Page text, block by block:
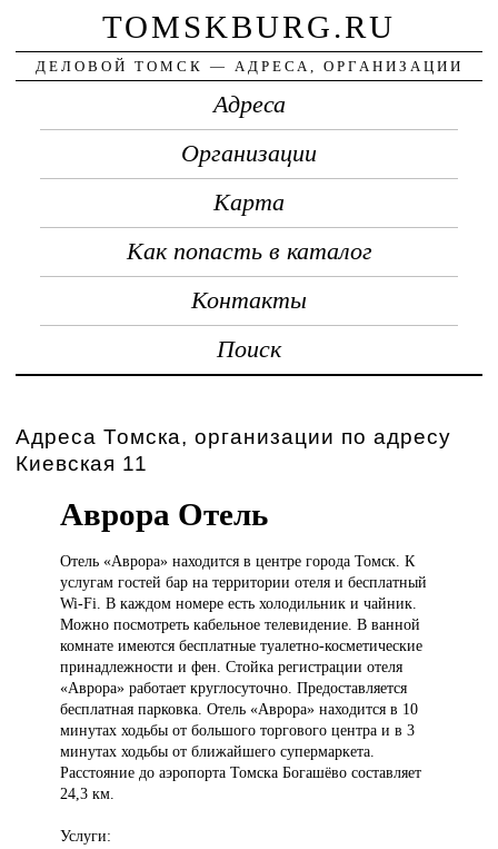
TOMSKBURG.RU
ДЕЛОВОЙ ТОМСК — АДРЕСА, ОРГАНИЗАЦИИ
Адреса
Организации
Карта
Как попасть в каталог
Контакты
Поиск
Адреса Томска, организации по адресу
Киевская 11
Аврора Отель
Отель «Аврора»находится в центре города Томск. К
услугам гостей бар на территории отеля и бесплатный
Wi-Fi. В каждом номере есть холодильник и чайник.
Можно посмотреть кабельное телевидение. В ванной
комнате имеются бесплатные туалетно-косметические
принадлежности и фен. Стойка регистрации отеля
«Аврора» работает круглосуточно. Предоставляется
бесплатная парковка. Отель «Аврора» находится в 10
минутах ходьбы от большого торгового центра и в 3
минутах ходьбы от ближайшего супермаркета.
Расстояние до аэропорта Томска Богашёво составляет
24,3 км.
Услуги: